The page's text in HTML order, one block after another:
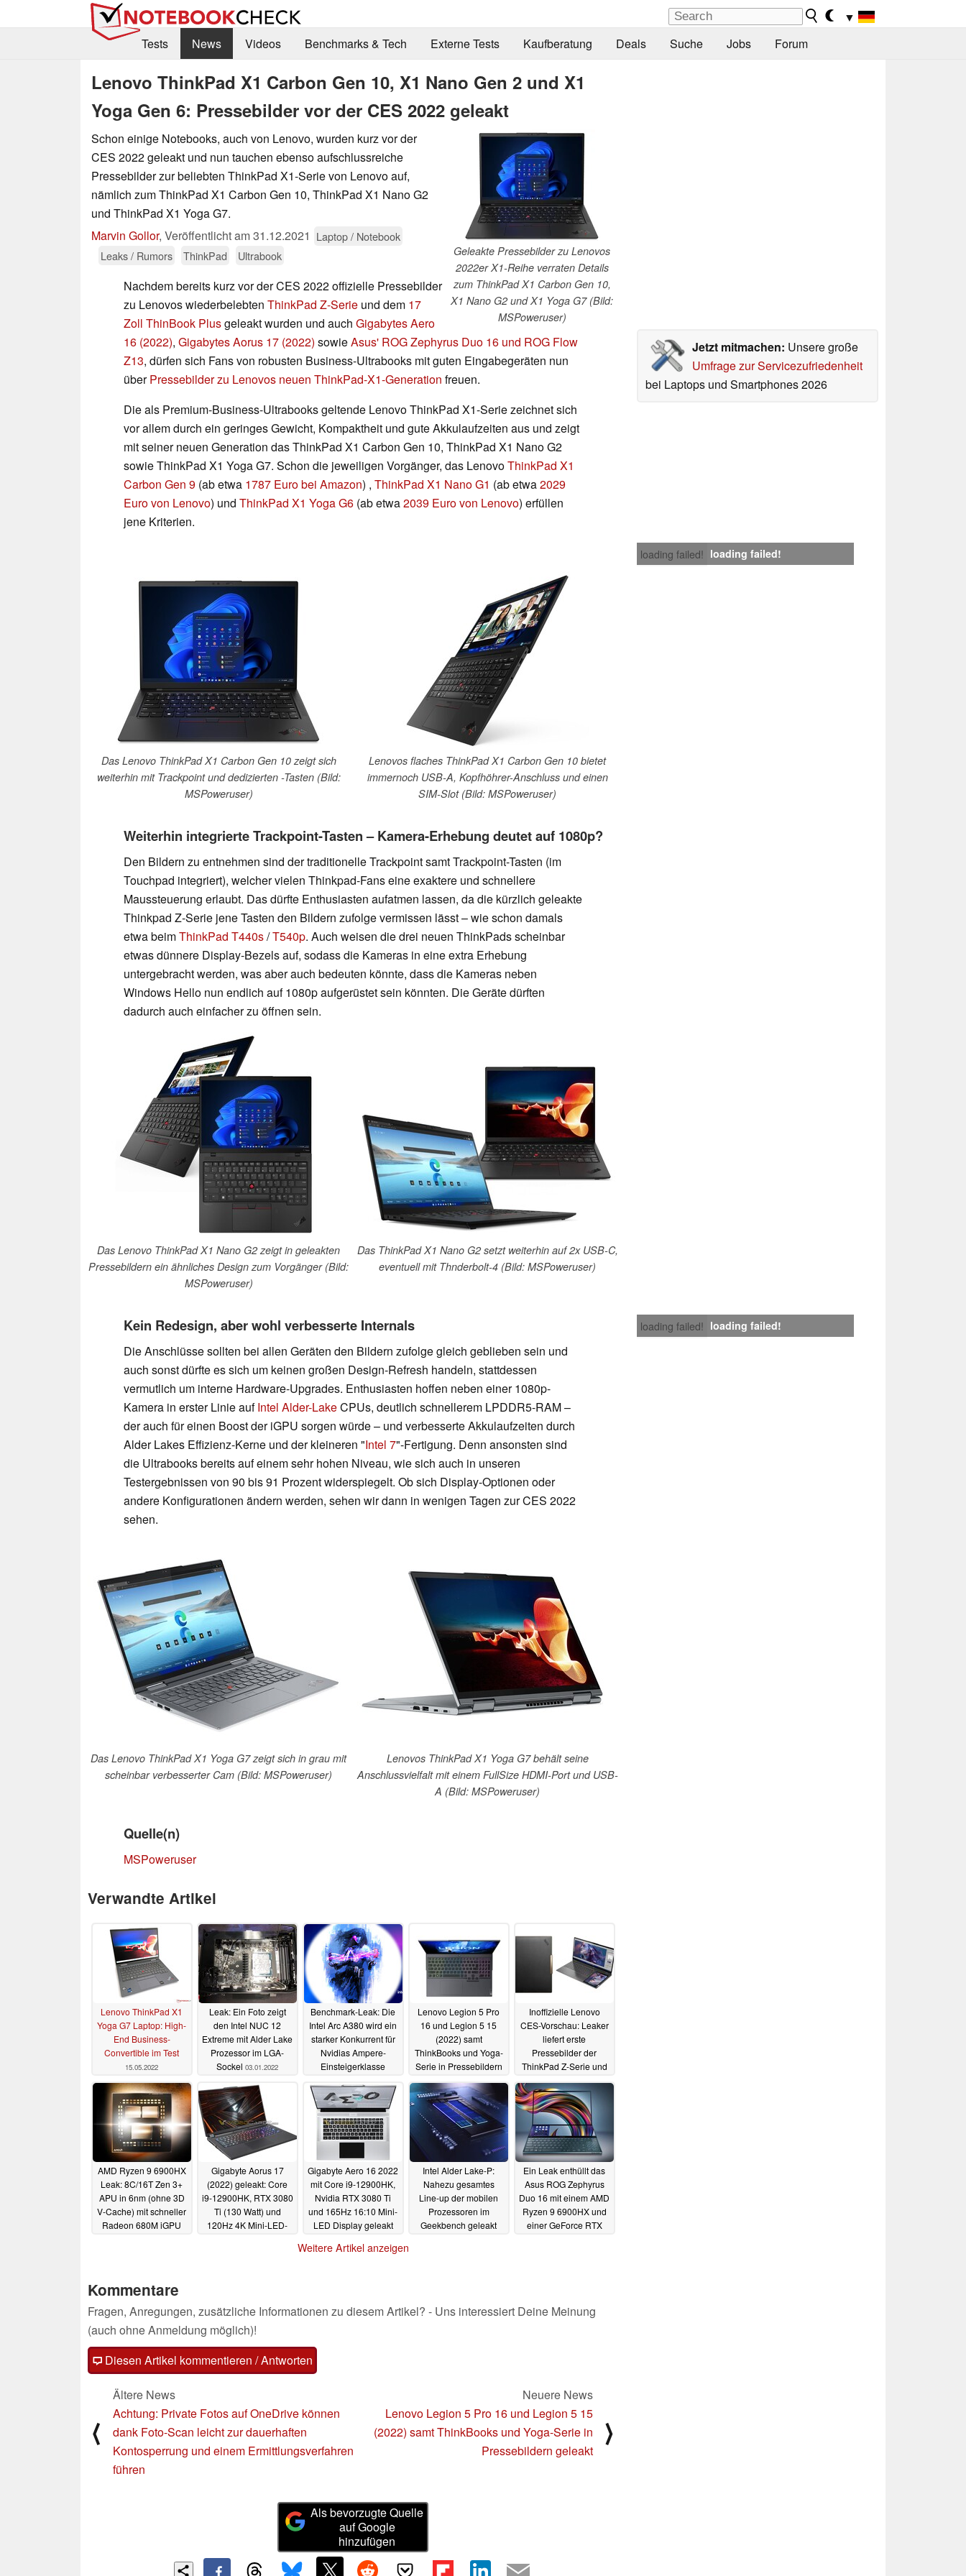
▼
Tests
News Videos Benchmarks & Tech Externe Tests Kaufberatung Deals Suche Jobs Forum
Lenovo ThinkPad X1 Carbon Gen 10, X1 Nano Gen 2 und X1
Yoga Gen 6: Pressebilder vor der CES 2022 geleakt
Geleakte Pressebilder zu Lenovos
2022er X1-Reihe verraten Details
zum ThinkPad X1 Carbon Gen 10,
X1 Nano G2 und X1 Yoga G7 (Bild:
MSPoweruser)
Schon einige Notebooks, auch von Lenovo, wurden kurz vor der
CES 2022 geleakt und nun tauchen ebenso aufschlussreiche
Pressebilder zur beliebten ThinkPad X1-Serie von Lenovo auf,
nämlich zum ThinkPad X1 Carbon Gen 10, ThinkPad X1 Nano G2
und ThinkPad X1 Yoga G7.
Marvin Gollor, Veröffentlicht am31.12.2021 Laptop / Notebook
Leaks / Rumors
ThinkPad Ultrabook
Jetzt mitmachen: Unsere große
Umfrage zur Servicezufriedenheit
bei Laptops und Smartphones 2026
Nachdem bereits kurz vor der CES 2022 offizielle Pressebilder
zu Lenovos wiederbelebten ThinkPad Z-Serie und dem 17
Zoll ThinBook Plusgeleakt wurden und auch Gigabytes Aero
16 (2022), Gigabytes Aorus 17 (2022) sowieAsus' ROG Zephyrus Duo 16 und ROG Flow
Z13, dürfen sich Fans von robusten Business-Ultrabooks mit guten Eingabegeräten nun
überPressebilder zu Lenovos neuen ThinkPad-X1-Generation freuen.
Die als Premium-Business-Ultrabooks geltende Lenovo ThinkPad X1-Serie zeichnet sich
vor allem durch ein geringes Gewicht, Kompaktheit und gute Akkulaufzeiten aus und zeigt
mit seiner neuen Generation das ThinkPad X1 Carbon Gen 10, ThinkPad X1 Nano G2
sowie ThinkPad X1 Yoga G7. Schon die jeweiligen Vorgänger, das LenovoThinkPad X1
Carbon Gen 9 (ab etwa 1787 Euro bei Amazon) , ThinkPad X1 Nano G1 (ab etwa2029
Euro von Lenovo) und ThinkPad X1 Yoga G6 (ab etwa2039 Euro von Lenovo) erfüllen
jene Kriterien.
loading failed! loading failed!
Das Lenovo ThinkPad X1 Carbon Gen 10 zeigt sich
weiterhin mit Trackpoint und dedizierten -Tasten (Bild:
MSPoweruser)
Lenovos flaches ThinkPad X1 Carbon Gen 10 bietet
immernoch USB-A, Kopfhöhrer-Anschluss und einen
SIM-Slot (Bild: MSPoweruser)
Weiterhin integrierte Trackpoint-Tasten – Kamera-Erhebung deutet auf 1080p?
Den Bildern zu entnehmen sind der traditionelle Trackpoint samt Trackpoint-Tasten (im
Touchpad integriert), welcher vielen Thinkpad-Fans eine exaktere und schnellere
Maussteuerung erlaubt. Das dürfte Enthusiasten aufatmen lassen, da die kürzlich geleakte
Thinkpad Z-Serie jene Tasten den Bildern zufolge vermissen lässt – wie schon damals
etwa beimThinkPad T440s/T540p. Auch weisen die drei neuen ThinkPads scheinbar
etwas dünnere Display-Bezels auf, sodass die Kameras in eine extra Erhebung
untergebracht werden, was aber auch bedeuten könnte, dass die Kameras neben
Windows Hello nun endlich auf 1080p aufgerüstet sein könnten. Die Geräte dürften
dadurch auch einfacher zu öffnen sein.
Das Lenovo ThinkPad X1 Nano G2 zeigt in geleakten
Pressebildern ein ähnliches Design zum Vorgänger (Bild:
MSPoweruser)
Das ThinkPad X1 Nano G2 setzt weiterhin auf 2x USB-C,
eventuell mit Thnderbolt-4 (Bild: MSPoweruser)
loading failed! loading failed!
Kein Redesign, aber wohl verbesserte Internals
Die Anschlüsse sollten bei allen Geräten den Bildern zufolge gleich geblieben sein und
auch sonst dürfte es sich um keinen großen Design-Refresh handeln, stattdessen
vermutlich um interne Hardware-Upgrades. Enthusiasten hoffen neben einer 1080p-
Kamera in erster Linie aufIntel Alder-LakeCPUs, deutlich schnellerem LPDDR5-RAM –
der auch für einen Boost der iGPU sorgen würde – und verbesserte Akkulaufzeiten durch
Alder Lakes Effizienz-Kerne und der kleineren "Intel 7"-Fertigung. Denn ansonsten sind
die Ultrabooks bereits auf einem sehr hohen Niveau, wie sich auch in unseren
Testergebnissen von 90 bis 91 Prozent widerspiegelt. Ob sich Display-Optionen oder
andere Konfigurationen ändern werden, sehen wir dann in wenigen Tagen zur CES 2022
sehen.
Das Lenovo ThinkPad X1 Yoga G7 zeigt sich in grau mit
scheinbar verbesserter Cam (Bild: MSPoweruser)
Lenovos ThinkPad X1 Yoga G7 behält seine
Anschlussvielfalt mit einem FullSize HDMI-Port und USB-
A (Bild: MSPoweruser)
Quelle(n)
MSPoweruser
Verwandte Artikel
Lenovo ThinkPad X1
Yoga G7 Laptop: High-
End Business-
Convertible im Test
15.05.2022
Leak: Ein Foto zeigt
den Intel NUC 12
Extreme mit Alder Lake
Prozessor im LGA-
Sockel 03.01.2022
Benchmark-Leak: Die
Intel Arc A380 wird ein
starker Konkurrent für
Nvidias Ampere-
Einsteigerklasse
Lenovo Legion 5 Pro
16 und Legion 5 15
(2022) samt
ThinkBooks und Yoga-
Serie in Pressebildern
31.12.2021
Inoffizielle Lenovo
CES-Vorschau: Leaker
liefert erste
Pressebilder der
ThinkPad Z-Serie und
Zoll ThinkBook Plus
27.12.2021
AMD Ryzen 9 6900HX
Leak: 8C/16T Zen 3+
APU in 6nm (ohne 3D
V-Cache) mit schneller
Radeon 680M iGPU
Gigabyte Aorus 17
(2022) geleakt: Core
i9-12900HK, RTX 3080
Ti (130 Watt) und
120Hz 4K Mini-LED-
Gigabyte Aero 16 2022
mit Core i9-12900HK,
Nvidia RTX 3080 Ti
und 165Hz 16:10 Mini-
LED Display geleakt
Intel Alder Lake-P:
Nahezu gesamtes
Line-up der mobilen
Prozessoren im
Geekbench geleakt
Ein Leak enthüllt das
Asus ROG Zephyrus
Duo 16 mit einem AMD
Ryzen 9 6900HX und
einer GeForce RTX
Weitere Artikel anzeigen
Kommentare
Fragen, Anregungen, zusätzliche Informationen zu diesem Artikel? - Uns interessiert Deine Meinung
(auch ohne Anmeldung möglich)!
Diesen Artikel kommentieren / Antworten
⟨
Ältere News
Achtung: Private Fotos auf OneDrive können
dank Foto-Scan leicht zur dauerhaften
Kontosperrung und einem Ermittlungsverfahren
führen
Neuere News
Lenovo Legion 5 Pro 16 und Legion 5 15
(2022) samt ThinkBooks und Yoga-Serie in
Pressebildern geleakt
⟩
Als bevorzugte Quelle
auf Google
hinzufügen